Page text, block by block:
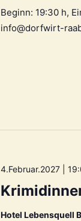
Beginn: 19:30 h,
info@dorfwirt-
4.Februar.2027 |
Hotel Lebensquell